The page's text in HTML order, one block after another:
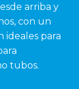
arriba y
con un
ideales para
tubos.